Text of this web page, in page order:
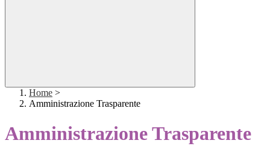
Home >
Amministrazione Trasparente
Amministrazione Trasparente